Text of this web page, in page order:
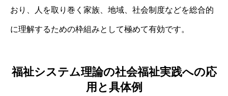
おり、人を取り巻く家族、地域、社会制度などを総合的
に理解するための枠組みとして極めて有効です。
福祉システム理論の社会福祉実践への応
用と具体例